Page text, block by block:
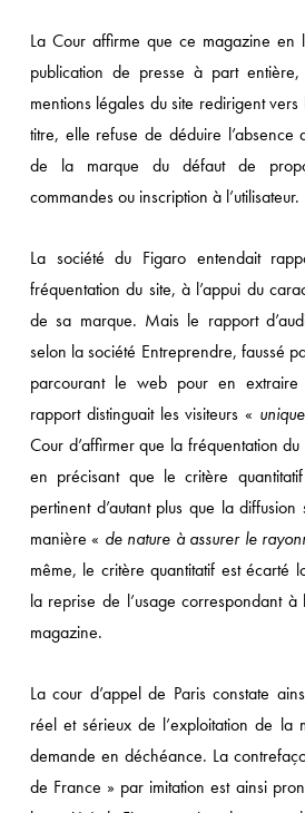
La Cour affirme que ce magazine en
publication de presse à part
mentions légales du site redirigent
titre, elle refuse de déduire l’absence
de la marque du défaut de
commandes ou inscription à l’utilisateur.
La société du Figaro entendait
fréquentation du site, à l’appui du
de sa marque. Mais le rapport
selon la société Entreprendre, faussé
parcourant le web pour en
rapport distinguait les visiteurs «
Cour d’affirmer que la fréquentation
en précisant que le critère
pertinent d’autant plus que la
manière « de nature à assurer le
même, le critère quantitatif est écarté
la reprise de l’usage correspondant
magazine.
La cour d’appel de Paris constate
réel et sérieux de l’exploitation de la
demande en déchéance. La
de France » par imitation est ainsi